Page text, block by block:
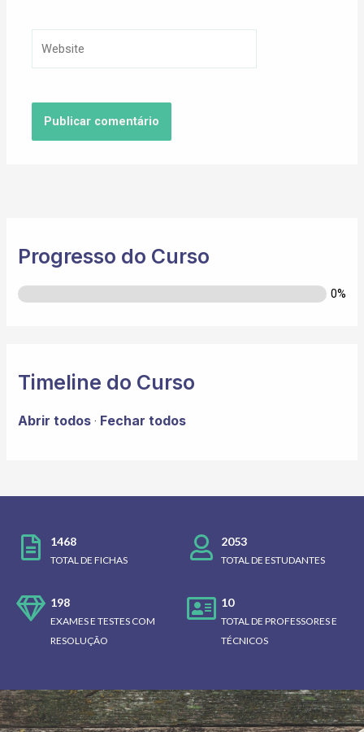
Progresso do Curso
0%
Timeline do Curso
Abrir todos · Fechar todos
1468
TOTAL DE FICHAS
2053
TOTAL DE ESTUDANTES
198
EXAMES E TESTES COM
RESOLUÇÃO
10
TOTAL DE PROFESSORES E
TÉCNICOS